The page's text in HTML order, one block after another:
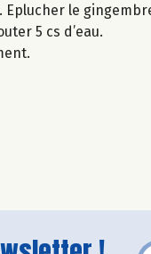
Eplucher le
5 cs d’eau.